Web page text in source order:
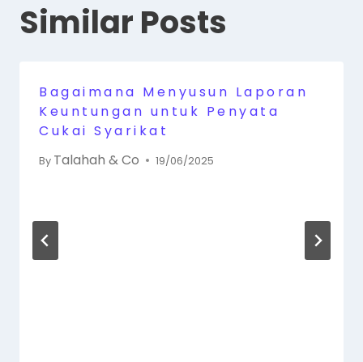
Similar Posts
Bagaimana Menyusun Laporan
Keuntungan untuk Penyata
Cukai Syarikat
By Talahah & Co 19/06/2025